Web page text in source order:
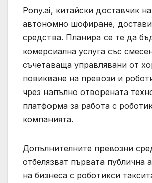
Pony.ai, китайски доставчик
автономно шофиране,
средства. Планира се те да
комерсиална услуга със
съчетаваща управлявани от
повикване на превози и
чрез напълно отворената
платформа за работа с
компанията.
Допълнителните превозни
отбелязват първата публична
на бизнеса с роботикси